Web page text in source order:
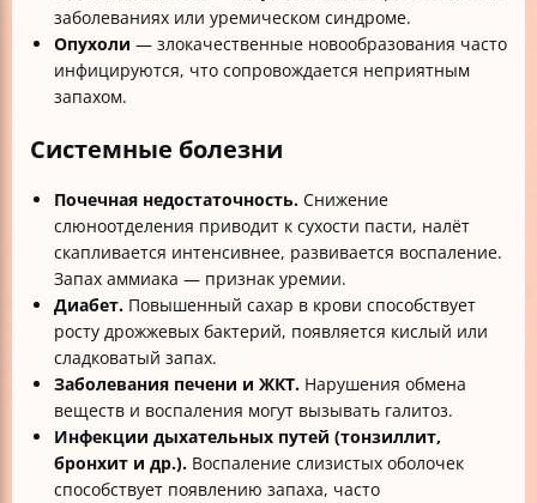
заболеваниях или уремическом синдроме.
Опухоли — злокачественные новообразования часто
инфицируются, что сопровождается неприятным
запахом.
Системные болезни
Почечная недостаточность. Снижение
слюноотделения приводит к сухости пасти, налёт
скапливается интенсивнее, развивается воспаление.
Запах аммиака — признак уремии.
Диабет. Повышенный сахар в крови способствует
росту дрожжевых бактерий, появляется кислый или
сладковатый запах.
Заболевания печени и ЖКТ. Нарушения обмена
веществ и воспаления могут вызывать галитоз.
Инфекции дыхательных путей (тонзиллит,
бронхит и др.). Воспаление слизистых оболочек
способствует появлению запаха, часто